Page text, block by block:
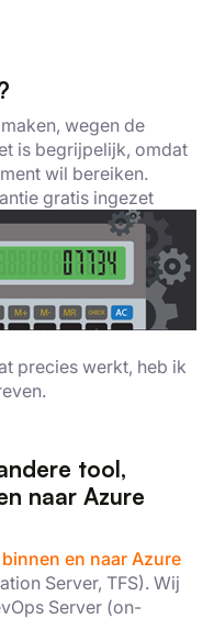
wegen de
is begrijpelijk, omdat
wil bereiken.
gratis ingezet
precies werkt, heb ik
tool,
naar Azure
en naar Azure
Server, TFS). Wij
Server (on-